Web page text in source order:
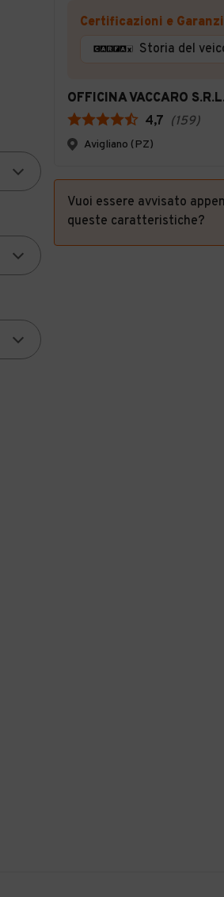
Certificazioni e
Storia del
OFFICINA VACCARO S.R.L.
4,7 (159)
Avigliano (PZ)
Vuoi essere avvisato
queste caratteristiche?